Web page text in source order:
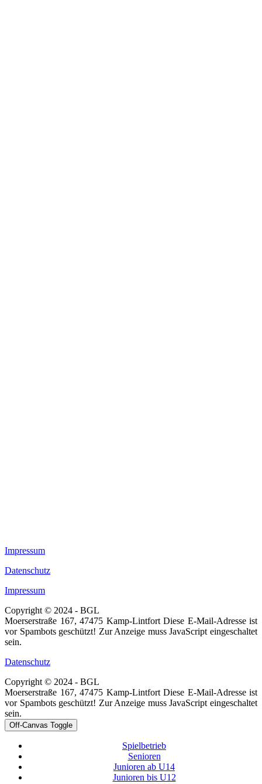
Impressum
Datenschutz
Impressum
Copyright © 2024 - BGL
Moerserstraße 167, 47475 Kamp-Lintfort Diese E-Mail-Adresse ist
vor Spambots geschützt! Zur Anzeige muss JavaScript eingeschaltet
sein.
Datenschutz
Copyright © 2024 - BGL
Moerserstraße 167, 47475 Kamp-Lintfort Diese E-Mail-Adresse ist
vor Spambots geschützt! Zur Anzeige muss JavaScript eingeschaltet
sein.
Off-Canvas Toggle
Spielbetrieb
Senioren
Junioren ab U14
Junioren bis U12